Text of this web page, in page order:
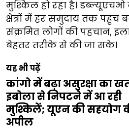
मुश्किल हो रहा है। डब्ल्यूएचओ
क्षेत्रों में हर समुदाय तक पहुंच
संक्रमित लोगों की पहचान,
बेहतर तरीके से की जा सके।
यह भी पढ़ें
कांगो में बढ़ा असुरक्षा का
इबोला से निपटने में आ रही
मुश्किलें; यूएन की सहयोग
अपील